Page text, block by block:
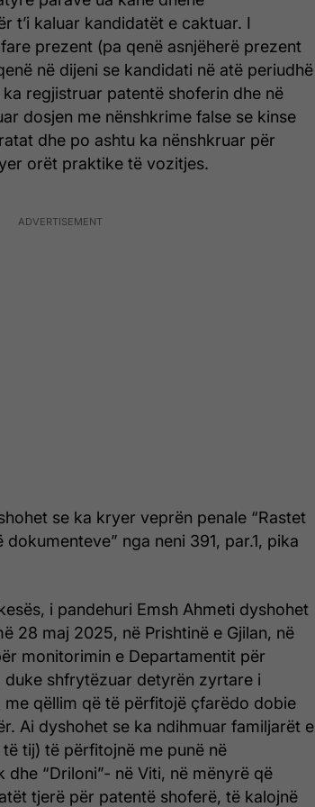
t’i kaluar kandidatët e caktuar. I
prezent (pa qenë asnjëherë prezent
në dijeni se kandidati në atë periudhë
regjistruar patentë shoferin dhe në
dosjen me nënshkrime false se kinse
dhe po ashtu ka nënshkruar për
orët praktike të vozitjes.
se ka kryer veprën penale “Rastet
nga neni 391, par.1, pika
i pandehuri Emsh Ahmeti dyshohet
28 maj 2025, në Prishtinë e Gjilan, në
monitorimin e Departamentit për
duke shfrytëzuar detyrën zyrtare i
qëllim që të përfitojë çfarëdo dobie
Ai dyshohet se ka ndihmuar familjarët e
tij) të përfitojnë me punë në
dhe “Driloni”- në Viti, në mënyrë që
tjerë për patentë shoferë, të kalojnë